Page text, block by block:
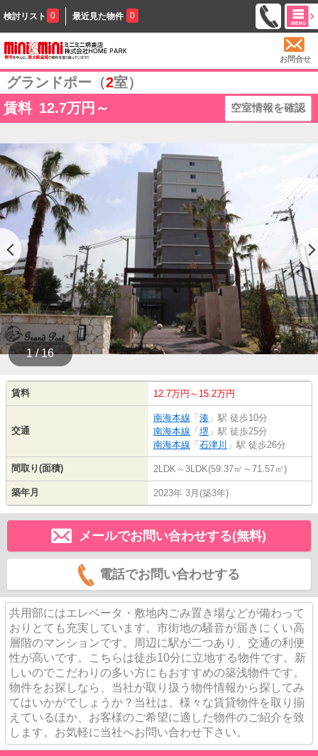
検討リスト 0 最近見た物件 0
お問合せ
グランドポー（2室）
賃料 12.7万円～ 空室情報を確認
1 / 16
賃料 12.7万円～15.2万円
交通
南海本線 「 湊 」駅 徒歩10分
南海本線 「 堺 」駅 徒歩25分
南海本線 「 石津川 」駅 徒歩26分
間取り(面積) 2LDK～3LDK(59.37㎡～71.57㎡)
築年月 2023年 3月(築3年)
メールでお問い合わせする(無料)
電話でお問い合わせする
共用部にはエレベータ・敷地内ごみ置き場などが備わって
おりとても充実しています。市街地の騒音が届きにくい高
層階のマンションです。周辺に駅が二つあり、交通の利便
性が高いです。こちらは徒歩10分に立地する物件です。新
しいのでこだわりの多い方にもおすすめの築浅物件です。
物件をお探しなら、当社が取り扱う物件情報から探してみ
てはいかがでしょうか？当社は、様々な賃貸物件を取り揃
えているほか、お客様のご希望に適した物件のご紹介を致
します。お気軽に当社へお問い合わせ下さい。